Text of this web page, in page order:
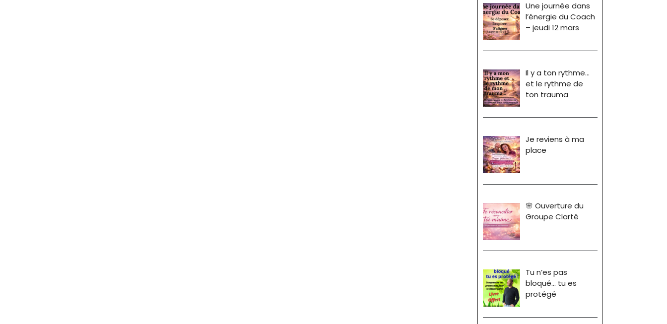
Une journée dans
l’énergie du Coach
– jeudi 12 mars
Il y a ton rythme…
et le rythme de
ton trauma
Je reviens à ma
place
🌸 Ouverture du
Groupe Clarté
Tu n’es pas
bloqué… tu es
protégé